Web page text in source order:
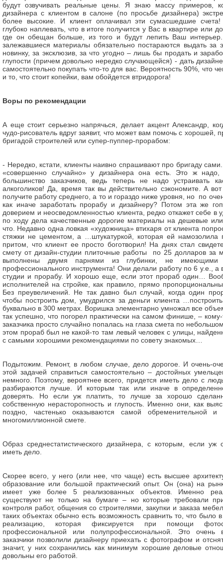
будут озвучивать реальные цены. Я знаю массу примеров,
дизайнера с клиентом в салоне (по просьбе дизайнера)
более высокие. И клиент оплачивал эти сумасшедшие
глубоко наплевать, что в итоге получится у Вас в квартире или
где он обещан больше, из того и будут лепить Ваш
залежавшиеся материалы обязательно постараются выдать за
новинку, за эксклюзив, за что угодно – лишь бы продать и
глупости (причем довольно нередко случающейся) - дать
самостоятельно покупать что-то для вас. Вероятность 90%, что
и то, что стоит копейки, вам обойдется втридорога!
Воры по рекомендации
А еще стоит серьезно напрячься, делает акцент Александр,
чудо-рисователь вдруг заявит, что может вам помочь с хорошей,
бригадой строителей или супер-пуппер-прорабом:
- Нередко, кстати, клиенты наивно спрашивают про бригаду
«совершенно случайно» у дизайнера она есть. Это ж надо,
большинство заказчиков, ведь теперь не надо устраивать
алкоголиков! Да, время так вы действительно сэкономите. А
получите работу среднего, а то и гораздо ниже уровня, но по
как иначе заработать прорабу и дизайнеру? Потом эта же
доверием и неосведомленностью клиента, редко откажет себе в
по ходу дела качественные дорогие материалы на дешевые
что. Недавно одна ловкая «художница» втихаря от клиента
стяжки не цементом, а …штукатуркой, которая ей намозолила
притом, что клиент ее просто боготворил! На днях стал
смету от дизайн-студии плиточные работы по 25 долларов за
выполнены двумя парнями из глубинки, не имеющими
профессионального инструмента! Они делали работу по 6 у.е., а
студии и прорабу. И хорошо еще, если этот прораб один…
исполнителей на стройке, как правило, прямо пропорциональны
Без преувеличений. Не так давно был случай, когда один
чтобы построить дом, умудрился за деньги клиента
буквально в 300 метрах. Воришка элементарно умножал все
так успешно, что погорел практически на самом финише, –
заказчика просто случайно попалась на глаза смета по
этом прораб был не какой-то там левый человек с улицы,
с самыми хорошими рекомендациями по совету знакомых…
Подытожим. Ремонт, в любом случае, дело дорогое. И очень-
этой задачей справиться самостоятельно – достойных
немного. Поэтому, вероятнее всего, придется иметь дело с
разбираются лучше. И которым так или иначе в
доверять. Но если уж платить, то лучше за хорошо
собственную нерасторопность и глупость. Именно они, как
поздно, частенько оказываются самой обременительной
многомиллионной смете.
Образ среднестатистического дизайнера, с которым, если уж
иметь дело.
Скорее всего, у него (или нее, что чаще) есть высшее
образование или большой практический опыт. Он (она) на
имеет уже более 5 реализованных объектов. Именно
существуют не только на бумаге – но которые требовали
контроля работ, общения со строителями, закупки и заказа
таких объектах обычно есть возможность сравнить то, что было
реализацию, которая фиксируется при помощи
профессиональной или полупрофессиональной. Это очень
заказчики позволили дизайнеру приехать с фотографом и
значит, у них сохранились как минимум хорошие деловые
довольны его работой.